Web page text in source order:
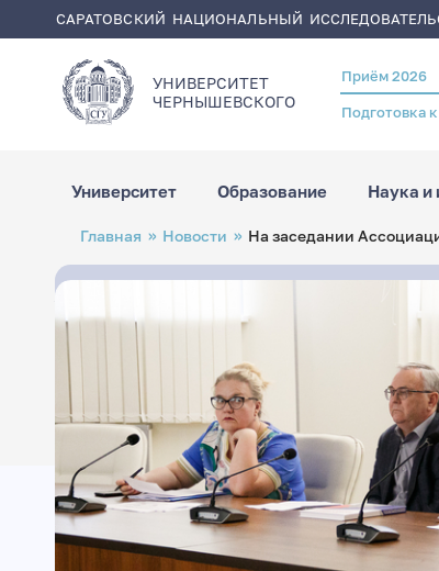
содержанию
САРАТОВСКИЙ НАЦИОНАЛЬНЫЙ
УНИВЕРСИТЕТ
ЧЕРНЫШЕВСКОГO
Header
menu
Приём 2026
Подготовка
Университет Образование Наука и
Строка
навигации
Главная Новости На заседании